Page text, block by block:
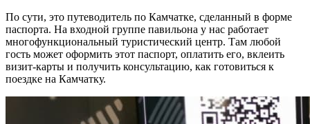
По сути, это путеводитель по Камчатке, сделанный в форме
паспорта. На входной группе павильона у нас работает
многофункциональный туристический центр. Там любой
гость может оформить этот паспорт, оплатить его, вклеить
визит-карты и получить консультацию, как готовиться к
поездке на Камчатку.